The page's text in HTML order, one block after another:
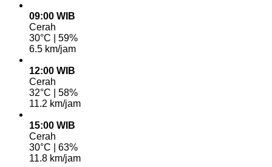
09:00 WIB
Cerah
30°C | 59%
6.5 km/jam
12:00 WIB
Cerah
32°C | 58%
11.2 km/jam
15:00 WIB
Cerah
30°C | 63%
11.8 km/jam